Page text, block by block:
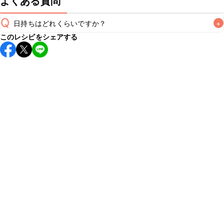
Q 日持ちはどれくらいですか？ +
こちらのレシピは出来たてをお召し上がりいただくことをお
すすめします。
このレシピをシェアする